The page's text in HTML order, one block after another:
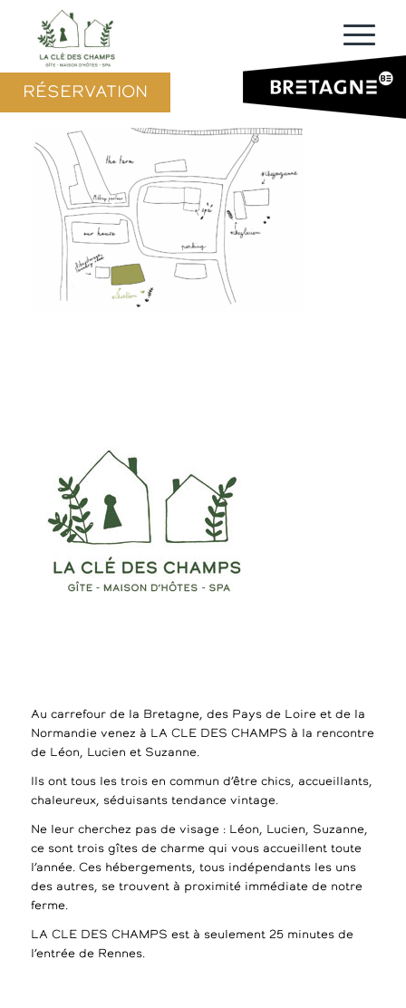
RÉSERVATION
Au carrefour de la Bretagne, des Pays de Loire et de la
Normandie venez à LA CLE DES CHAMPS à la rencontre
de Léon, Lucien et Suzanne.
Ils ont tous les trois en commun d’être chics, accueillants,
chaleureux, séduisants tendance vintage.
Ne leur cherchez pas de visage : Léon, Lucien, Suzanne,
ce sont trois gîtes de charme qui vous accueillent toute
l’année. Ces hébergements, tous indépendants les uns
des autres, se trouvent à proximité immédiate de notre
ferme.
LA CLE DES CHAMPS est à seulement 25 minutes de
l’entrée de Rennes.